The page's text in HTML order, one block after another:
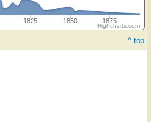
1825 1850 1875
Highcharts.com
^ top